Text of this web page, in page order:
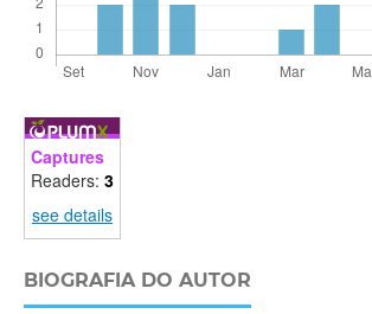
Captures
Readers: 3
see details
BIOGRAFIA DO AUTOR